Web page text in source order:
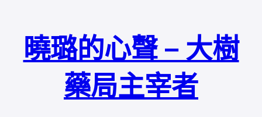
曉璐的心聲 – 大樹
藥局主宰者